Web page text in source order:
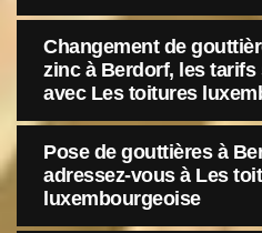
Changement de
zinc à Berdorf, les
avec Les toitures
Pose de gouttières à
adressez-vous à Les
luxembourgeoise